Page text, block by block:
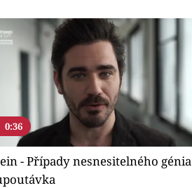
0:36
- Případy nesnesitelného génia